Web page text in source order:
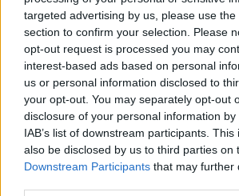
targeted advertising by us, please use
section to confirm your selection. Please
opt-out request is processed you may
interest-based ads based on personal
us or personal information disclosed to
your opt-out. You may separately opt-out
disclosure of your personal information
IAB’s list of downstream participants.
also be disclosed by us to third parties on
Downstream Participants that may further
des connaissances médicales. De cette
reflètent seulement une image fidèle des
aux utilisateurs et pas celle du
N’oubliez-pas que les expériences
individus et que pour tout avis médical, il
contact avec votre médecin ou votre